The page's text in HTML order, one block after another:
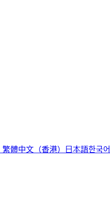
繁體中文（香港） 日本語한국어